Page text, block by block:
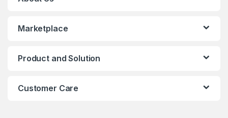
Marketplace
Product and Solution
Customer Care